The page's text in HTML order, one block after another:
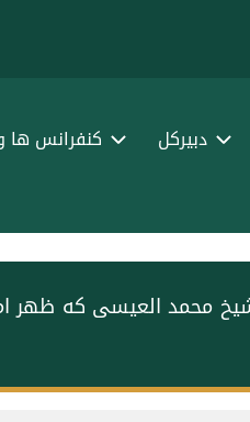
دبیرکل کنفرانس ها
محمد العیسی که ظهر